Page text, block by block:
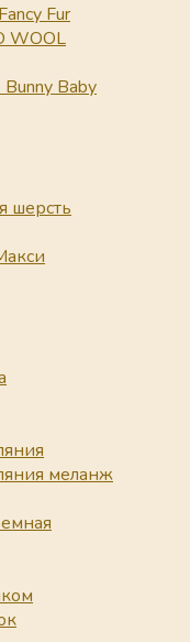
Fur
WOOL
Baby
шерсть
меланж